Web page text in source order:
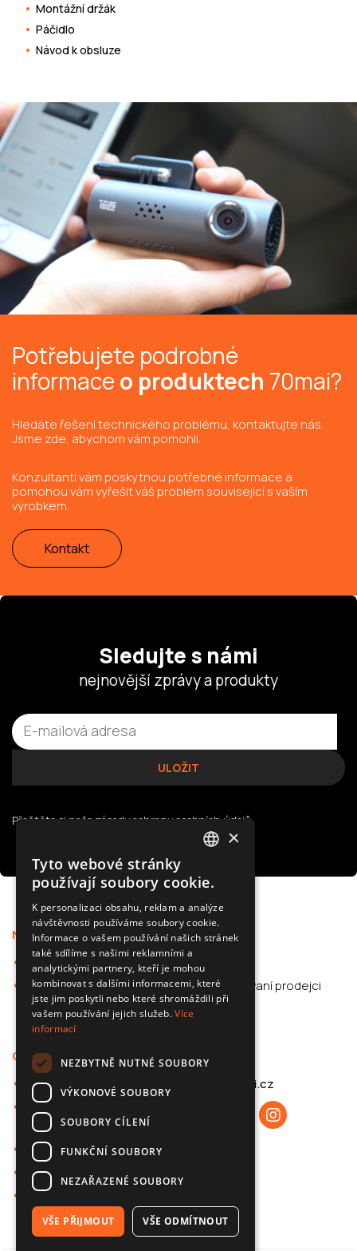
Montážní držák
Páčidlo
Návod k obsluze
Potřebujete podrobné
informaceo produktech 70mai?
Hledáte řešení technického problému, kontaktujte nás.
Jsme zde, abychom vám pomohli.
Konzultanti vám poskytnou potřebné informace a
pomohou vám vyřešit váš problém související s vaším
výrobkem.
Kontakt
Sledujte s námi
nejnovější zprávy a produkty
Přečtěte si našezásady ochrany osobních údajů
Nabídka
Kamery do auta
Příslušenství pro
automobily
Podpora
Aplikace
Autorizovaní prodejci
F.A.Q.
O 70mai
O společnosti 70mai
Zásady ochrany
osobních údajů
Spolupráce B2B
Znalostní základna
Kontakt
Kontakt
info@70mai.cz
ENGLISH
×
Tyto webové stránky
používají soubory cookie.
K personalizaci obsahu, reklam a analýze
návštěvnosti používáme soubory cookie.
Informace o vašem používání našich stránek
také sdílíme s našimi reklamními a
analytickými partnery, kteří je mohou
kombinovat s dalšími informacemi, které
jste jim poskytli nebo které shromáždili při
vašem používání jejich služeb.Více
informací
NEZBYTNĚ NUTNÉ SOUBORY
VÝKONOVÉ SOUBORY
SOUBORY CÍLENÍ
FUNKČNÍ SOUBORY
NEZAŘAZENÉ SOUBORY
VŠE PŘIJMOUT VŠE ODMÍTNOUT